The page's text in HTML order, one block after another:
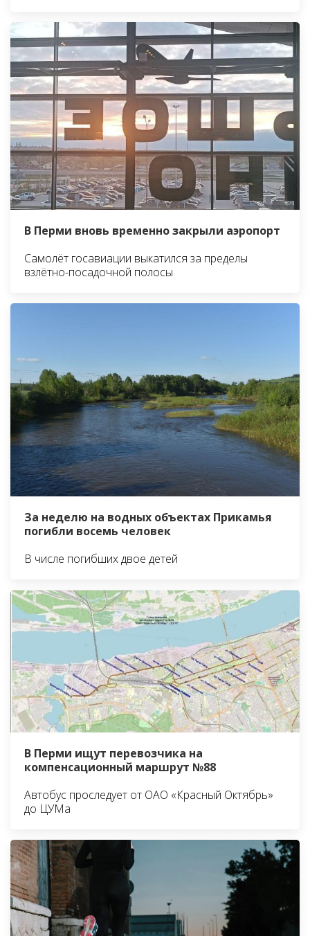
В Перми вновь временно закрыли аэропорт
Самолёт госавиации выкатился за пределы
взлётно-посадочной полосы
За неделю на водных объектах Прикамья
погибли восемь человек
В числе погибших двое детей
В Перми ищут перевозчика на
компенсационный маршрут №88
Автобус проследует от ОАО «Красный Октябрь»
до ЦУМа